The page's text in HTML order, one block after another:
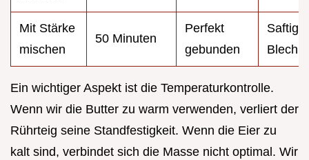
Mit Stärke
mischen
50 Minuten
Perfekt
gebunden
Saftige
Ein wichtiger Aspekt ist die Temperaturkontrolle.
Wenn wir die Butter zu warm verwenden, verliert der
Rührteig seine Standfestigkeit. Wenn die Eier zu
kalt sind, verbindet sich die Masse nicht optimal. Wir